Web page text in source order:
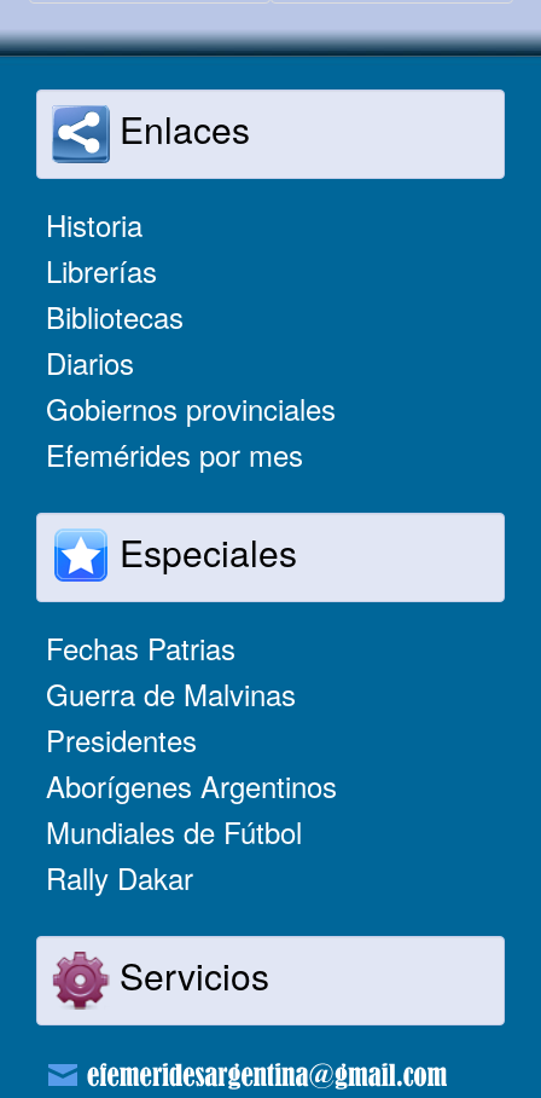
Enlaces
Historia
Librerías
Bibliotecas
Diarios
Gobiernos provinciales
Efemérides por mes
Especiales
Fechas Patrias
Guerra de Malvinas
Presidentes
Aborígenes Argentinos
Mundiales de Fútbol
Rally Dakar
Servicios